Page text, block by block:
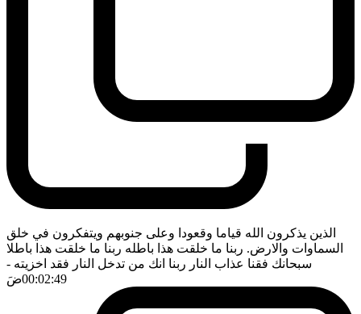
الذين يذكرون الله قياما وقعودا وعلى جنوبهم ويتفكرون في خلق
السماوات والارض. ربنا ما خلقت هذا باطله ربنا ما خلقت هذا باطلا
سبحانك فقنا عذاب النار ربنا انك من تدخل النار فقد اخزيته -
00:02:49ضَ